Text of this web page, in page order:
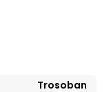
Trosoban